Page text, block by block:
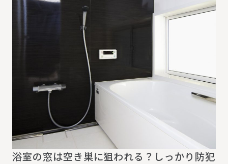
浴室の窓は空き巣に狙われる？しっかり防犯